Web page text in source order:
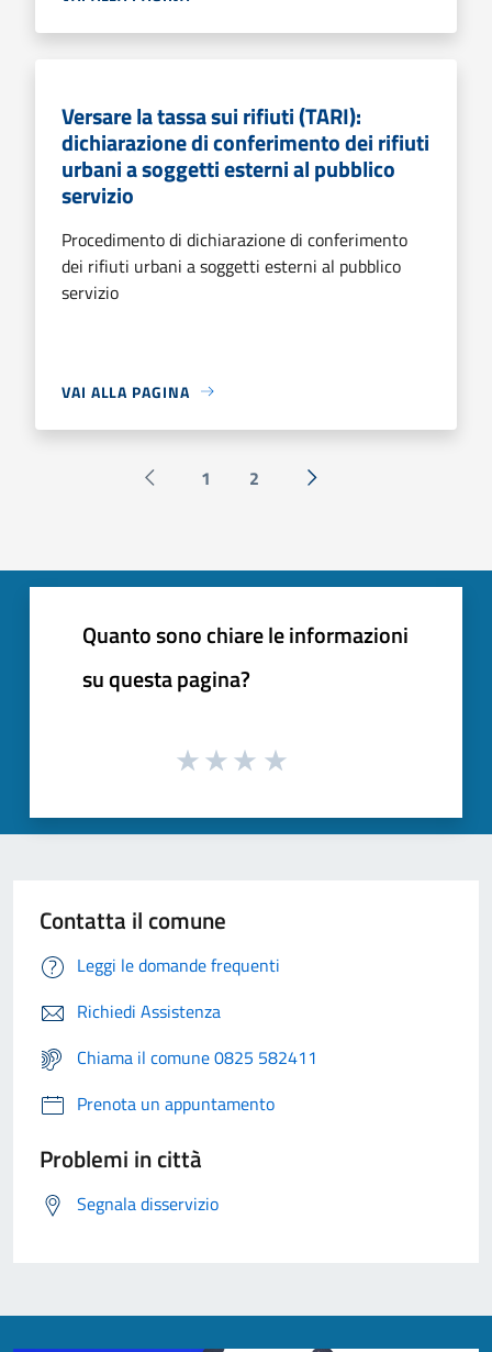
Versare la tassa sui rifiuti (TARI):
dichiarazione di conferimento dei rifiuti
urbani a soggetti esterni al pubblico
servizio
Procedimento di dichiarazione di conferimento
dei rifiuti urbani a soggetti esterni al pubblico
servizio
VAI ALLA PAGINA
Pagina precedente
1 2 Successiva »
Quanto sono chiare le informazioni
su questa pagina?
Contatta il comune
Leggi le domande frequenti
Richiedi Assistenza
Chiama il comune 0825 582411
Prenota un appuntamento
Problemi in città
Segnala disservizio